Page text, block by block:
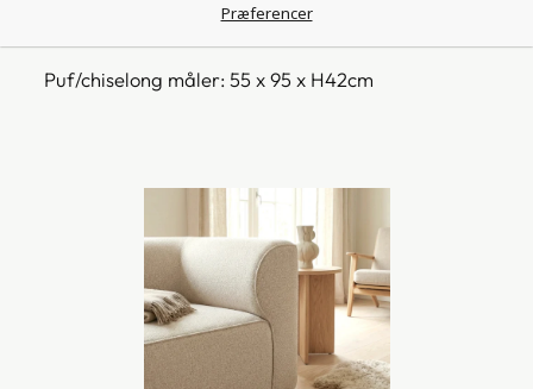
Puf/chiselong måler: 55 x 95 x H42cm
Præferencer